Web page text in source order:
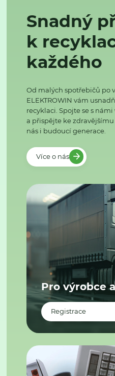
Snadný
k
každého
Od malých spotřebičů po
ELEKTROWIN vám
recyklaci. Spojte se s
a přispějte ke
nás i budoucí generace.
Více o nás
Pro výrobce
Registrace